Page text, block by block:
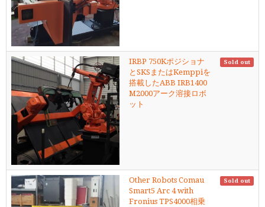
IRBP 750Kポジショナ
とSKSまたはKemppiを
搭載したABB IRB1400
M2000アーク溶接ロボ
ット
Sold out
Other Robots Comau
Smart5 Arc 4 with
Fronius TPS4000相乗
Sold out